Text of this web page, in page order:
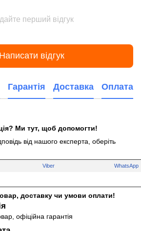
перший відгук
Написати відгук
Гарантія Доставка Оплата
Ми тут, щоб допомогти!
від нашого експерта, оберіть
Viber WhatsApp
доставку чи умови оплати!
офіційна гарантія